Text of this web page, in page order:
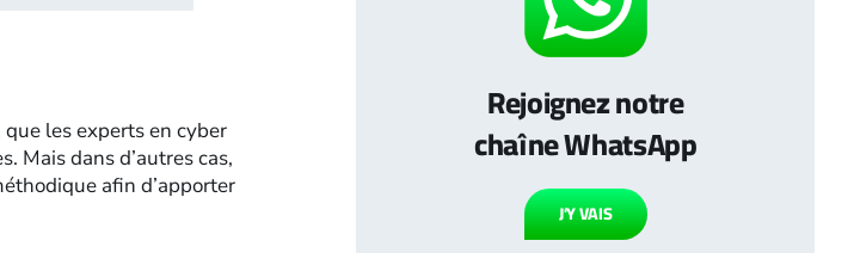
les experts en cyber
Mais dans d’autres cas,
afin d’apporter
Rejoignez notre
chaîne WhatsApp
J’Y VAIS